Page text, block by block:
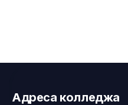
Адреса колледжа